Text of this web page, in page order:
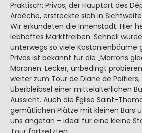
Praktisch: Privas, der Hauptort des
Ardèche, erstreckte sich in
Wir erkundeten die Innenstadt. Hier
lebhaftes Markttreiben. Schnell
unterwegs so viele Kastanienbäume
Privas ist bekannt für die „Marrons
Maronen. Lecker, unbedingt
weiter zum Tour de Diane de
Überbleibsel einer mittelalterlichen
Aussicht. Auch die Église Saint-
gemütlichen Plätze mit kleinen Bars
uns angetan – ideal für eine kleine